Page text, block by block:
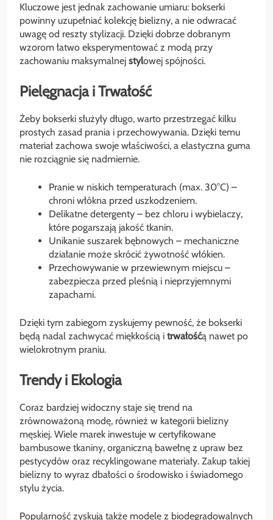
Kluczowe jest jednak zachowanie umiaru: bokserki
powinny uzupełniać kolekcję bielizny, a nie odwracać
uwagę od reszty stylizacji. Dzięki dobrze dobranym
wzorom łatwo eksperymentować z modą przy
zachowaniu maksymalnej stylowej spójności.
Pielęgnacja i Trwałość
Żeby bokserki służyły długo, warto przestrzegać kilku
prostych zasad prania i przechowywania. Dzięki temu
materiał zachowa swoje właściwości, a elastyczna guma
nie rozciągnie się nadmiernie.
Pranie w niskich temperaturach (max. 30°C) –
chroni włókna przed uszkodzeniem.
Delikatne detergenty – bez chloru i wybielaczy,
które pogarszają jakość tkanin.
Unikanie suszarek bębnowych – mechaniczne
działanie może skrócić żywotność włókien.
Przechowywanie w przewiewnym miejscu –
zabezpiecza przed pleśnią i nieprzyjemnymi
zapachami.
Dzięki tym zabiegom zyskujemy pewność, że bokserki
będą nadal zachwycać miękkością i trwałośćą nawet po
wielokrotnym praniu.
Trendy i Ekologia
Coraz bardziej widoczny staje się trend na
zrównoważoną modę, również w kategorii bielizny
męskiej. Wiele marek inwestuje w certyfikowane
bambusowe tkaniny, organiczną bawełnę z upraw bez
pestycydów oraz recyklingowane materiały. Zakup takiej
bielizny to wyraz dbałości o środowisko i świadomego
stylu życia.
Popularność zyskują także modele z biodegradowalnych